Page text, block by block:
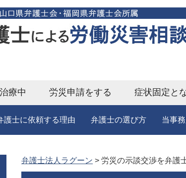
療中 労災申請をする 症状固定と
護士に依頼する理由 弁護士の選び方 当事
弁護士法人ラグーン > 労災の示談交渉を弁護